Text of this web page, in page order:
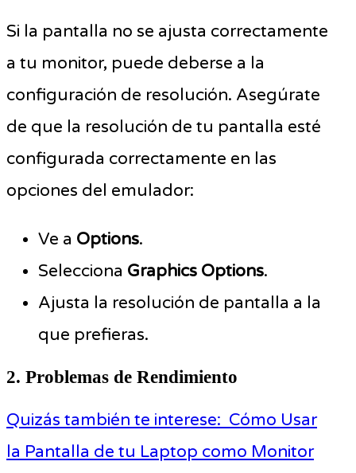
Si la pantalla no se ajusta correctamente
a tu monitor, puede deberse a la
configuración de resolución. Asegúrate
de que la resolución de tu pantalla esté
configurada correctamente en las
opciones del emulador:
Ve a Options.
Selecciona Graphics Options.
Ajusta la resolución de pantalla a la
que prefieras.
2. Problemas de Rendimiento
Quizás también te interese: Cómo Usar
la Pantalla de tu Laptop como Monitor